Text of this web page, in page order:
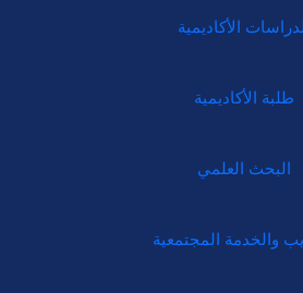
الأكاديمية
طلبة الأكاديمية
البحث العلمي
والخدمة المجتمعية